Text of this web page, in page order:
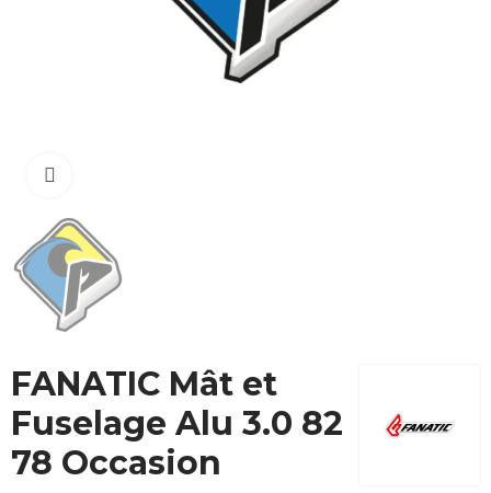
FANATIC Mât et
Fuselage Alu 3.0 82
78 Occasion